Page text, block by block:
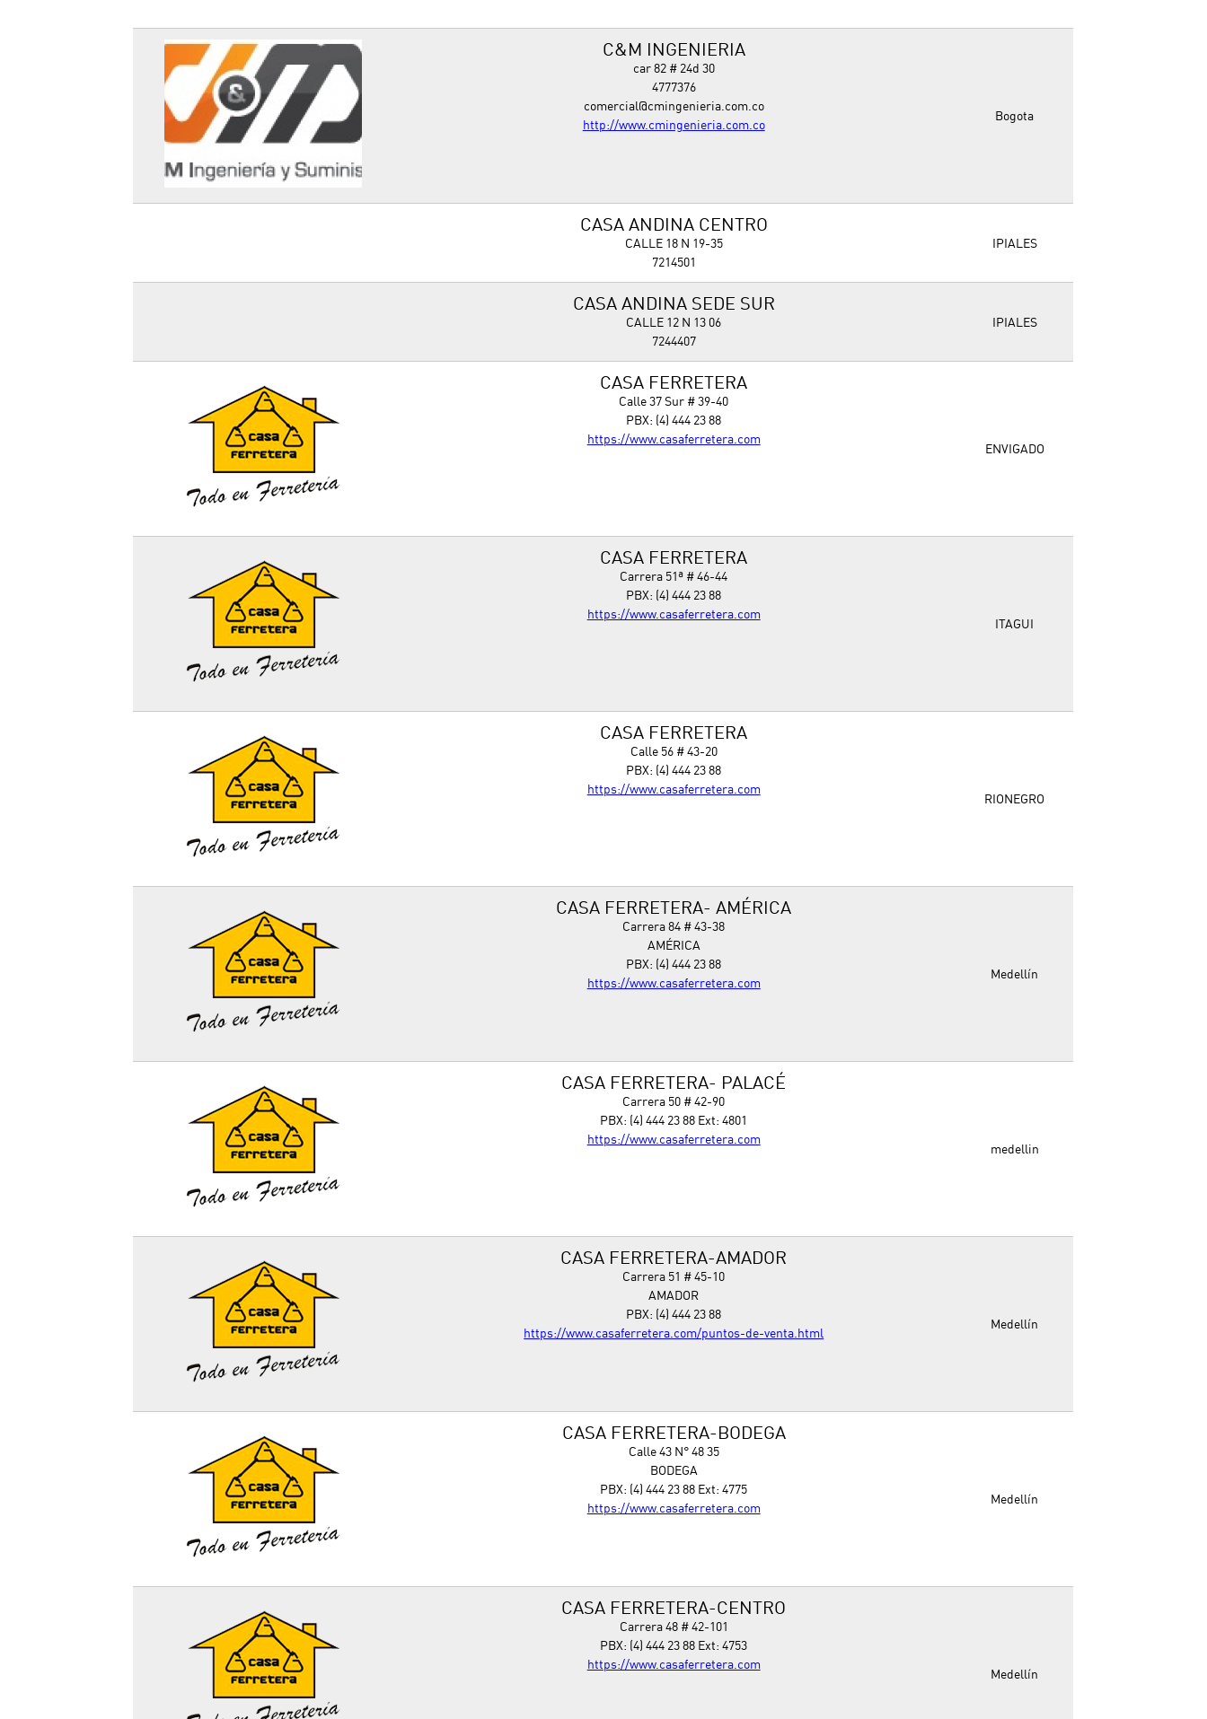
C&M INGENIERIA
car 82 # 24d 30
4777376
comercial@cmingenieria.com.co
http://www.cmingenieria.com.co
Bogota
CASA ANDINA CENTRO
CALLE 18 N 19-35
7214501
IPIALES
CASA ANDINA SEDE SUR
CALLE 12 N 13 06
7244407
IPIALES
CASA FERRETERA
Calle 37 Sur # 39-40
PBX: (4) 444 23 88
https://www.casaferretera.com
ENVIGADO
CASA FERRETERA
Carrera 51ª # 46-44
PBX: (4) 444 23 88
https://www.casaferretera.com
ITAGUI
CASA FERRETERA
Calle 56 # 43-20
PBX: (4) 444 23 88
https://www.casaferretera.com
RIONEGRO
CASA FERRETERA- AMÉRICA
Carrera 84 # 43-38
AMÉRICA
PBX: (4) 444 23 88
https://www.casaferretera.com
Medellín
CASA FERRETERA- PALACÉ
Carrera 50 # 42-90
PBX: (4) 444 23 88 Ext: 4801
https://www.casaferretera.com
medellin
CASA FERRETERA-AMADOR
Carrera 51 # 45-10
AMADOR
PBX: (4) 444 23 88
https://www.casaferretera.com/puntos-de-venta.html
Medellín
CASA FERRETERA-BODEGA
Calle 43 N° 48 35
BODEGA
PBX: (4) 444 23 88 Ext: 4775
https://www.casaferretera.com
Medellín
CASA FERRETERA-CENTRO
Carrera 48 # 42-101
PBX: (4) 444 23 88 Ext: 4753
https://www.casaferretera.com
Medellín